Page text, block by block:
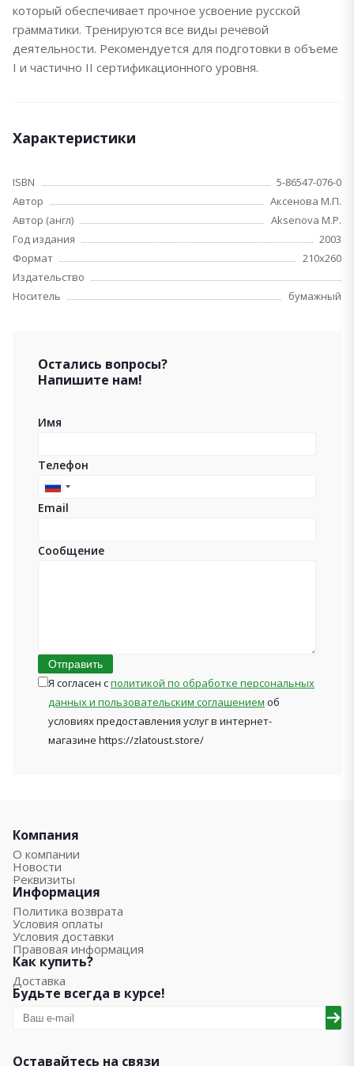
который обеспечивает прочное усвоение русской
грамматики. Тренируются все виды речевой
деятельности. Рекомендуется для подготовки в объеме
I и частично II сертификационного уровня.
Характеристики
ISBN
5-86547-076-0
Автор
Аксенова М.П.
Автор (англ)
Aksenova M.P.
Год издания
2003
Формат
210х260
Издательство
Носитель
бумажный
Остались вопросы?
Напишите нам!
Имя
Телефон
Russia
+7
Email
Сообщение
Отправить
Я согласен сполитикой по обработке персональных
данных и пользовательским соглашением об
условиях предоставления услуг в интернет-
магазине https://zlatoust.store/
Компания
О компании
Новости
Реквизиты
Информация
Политика возврата
Условия оплаты
Условия доставки
Правовая информация
Как купить?
Доставка
Будьте всегда в курсе!
Оставайтесь на связи